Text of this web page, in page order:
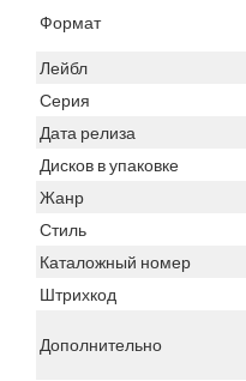
Формат
Лейбл
Серия
Дата релиза
Дисков в упаковке
Жанр
Стиль
Каталожный номер
Штрихкод
Дополнительно